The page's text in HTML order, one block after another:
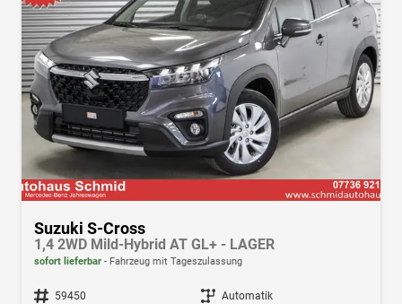
Suzuki S-Cross
1,4 2WD Mild-Hybrid AT GL+ - LAGER
sofort lieferbar Fahrzeug mit Tageszulassung
Fahrzeugnr. 59450 Getriebe Automatik